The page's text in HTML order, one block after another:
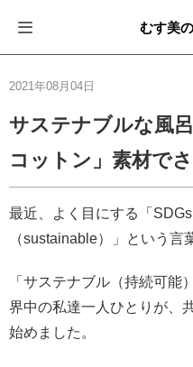
むす美
2021年08月04日
サステナブルな風
コットン」素材で
最近、よく目にする「
（sustainable）」という言
「サステナブル（持続可能
界中の私達一人ひとりが、
始めました。
イベント・キャンペー
新商品
メディア情報
その他
エコバッグ
おしゃれコーデバッグ
収納にもなるバッグ
箱を包む
お酒を包む
一番人気「花包み」
簡単「バッグアレンジ
その他
ファッション
インテリア
アウトドア
雨の日
ママ・子育て
旅行
卒業・入学
退職・異動
結婚
出産
海外の方へ